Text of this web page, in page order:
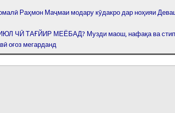
Раҳмон Маҷмаи модару кӯдакро дар ноҳияи
ЧӢ ТАҒЙИР МЕЁБАД? Музди маош, нафақа ва
оғоз мегарданд